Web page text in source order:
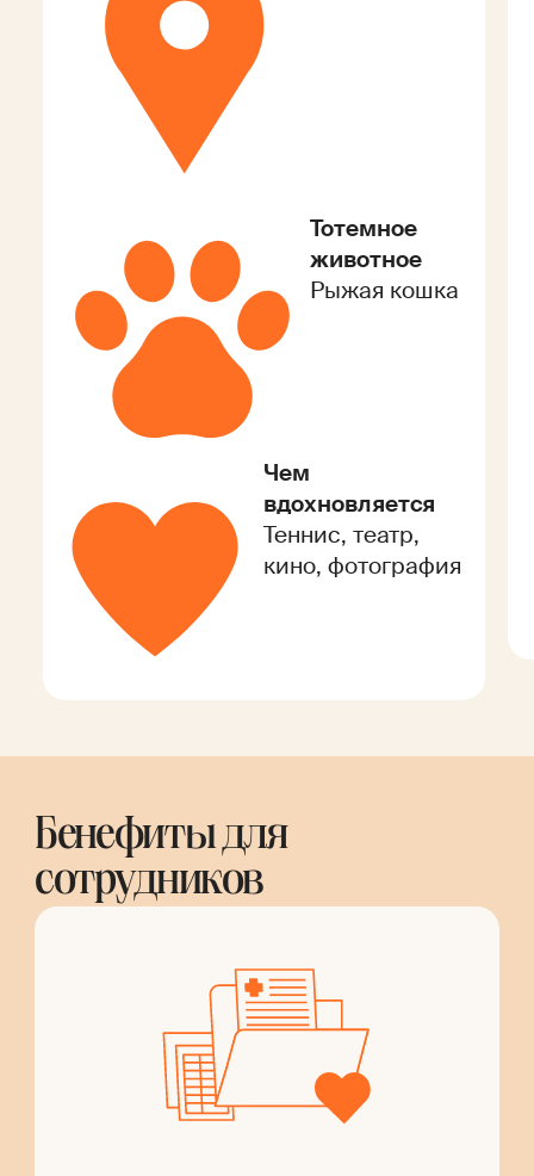
Тотемное
животное
Рыжая кошка
Чем
вдохновляется
Теннис, театр,
кино, фотография
Бенефиты для
сотрудников